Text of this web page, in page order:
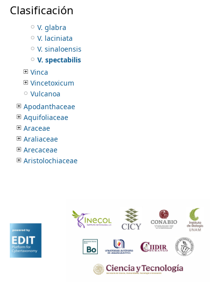
a
Clasificación
V. baileyana
V. conzattii
V. glabra
V. laciniata
V. sinaloensis
V. spectabilis
Vinca
Vincetoxicum
Vulcanoa
Apodanthaceae
Aquifoliaceae
Araceae
Araliaceae
Arecaceae
Aristolochiaceae
Balsaminaceae
Basellaceae
Bataceae
Begoniaceae
Berberidaceae